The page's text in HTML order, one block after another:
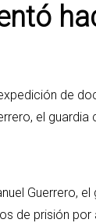
de
el
Guerrero,
de prisión